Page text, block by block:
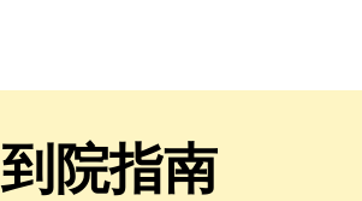
到院指南